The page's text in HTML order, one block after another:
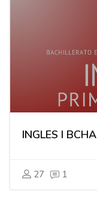
INGLES I BCHA
27 1